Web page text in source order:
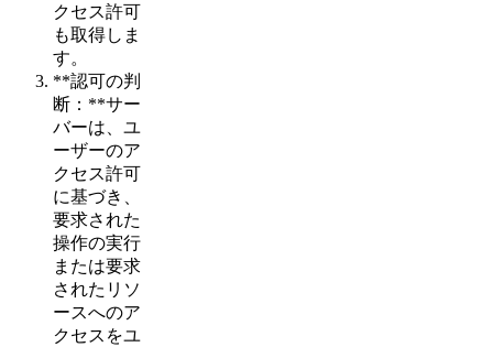
クセス許可
も取得しま
す。
**認可の判
断：**サー
バーは、ユ
ーザーのア
クセス許可
に基づき、
要求された
操作の実行
または要求
されたリソ
ースへのア
クセスをユ